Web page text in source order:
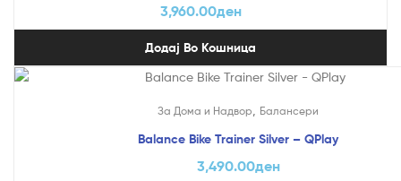
3,960.00ден
Додај Во Кошница
За Дома и Надвор Балансери
Balance Bike Trainer Silver – QPlay
3,490.00ден